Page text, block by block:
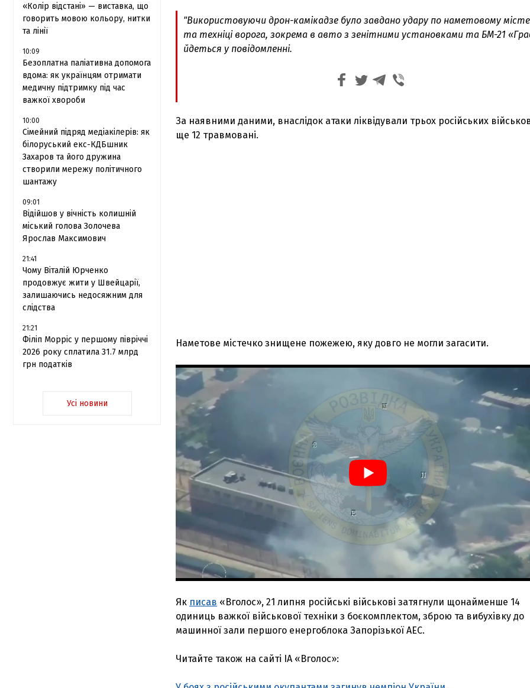
«Колір відстані» — виставка, що
говорить мовою кольору, нитки
та лінії
10:09
Безоплатна паліативна допомога
вдома: як українцям отримати
медичну підтримку під час
важкої хвороби
10:00
Сімейний підряд медіакілерів: як
білоруський екс-КДБшник
Захаров та його дружина
створили мережу політичного
шантажу
09:01
Відійшов у вічність колишній
міський голова Золочева
Ярослав Максимович
21:41
Чому Віталій Юрченко
продовжує жити у Швейцарії,
залишаючись недосяжним для
слідства
21:21
Філіп Морріс у першому півріччі
2026 року сплатила 31.7 млрд
грн податків
Усі новини
"Використовуючи дрон-камікадзе було завдано удару по наметовому
та техніці ворога, зокрема в авто з зенітними установками та БМ-21
йдеться у повідомленні.
За наявними даними, внаслідок атаки ліквідували трьох російських
ще 12 травмовані.
Наметове містечко знищене пожежею, яку довго не могли загасити.
Як писав «Вголос», 21 липня російські військові затягнули щонайменше 14
одиниць важкої військової техніки з боєкомплектом, зброю та вибухівку до
машинної зали першого енергоблока Запорізької АЕС.
Читайте також на сайті ІА «Вголос»:
З'явилося відео знищеного ворожого